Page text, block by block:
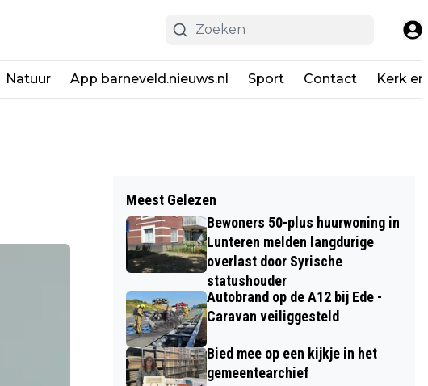
Natuur App barneveld.nieuws.nl Sport Contact Kerk
Meest Gelezen
Bewoners 50-plus huurwoning in
Lunteren melden langdurige
overlast door Syrische
statushouder
Autobrand op de A12 bij Ede -
Caravan veiliggesteld
Bied mee op een kijkje in het
gemeentearchief